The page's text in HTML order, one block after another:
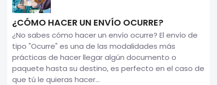
¿CÓMO HACER UN ENVÍO OCURRE?
¿No sabes cómo hacer un envío ocurre? El envío de
tipo "Ocurre" es una de las modalidades más
prácticas de hacer llegar algún documento o
paquete hasta su destino, es perfecto en el caso de
que tú le quieras hacer...